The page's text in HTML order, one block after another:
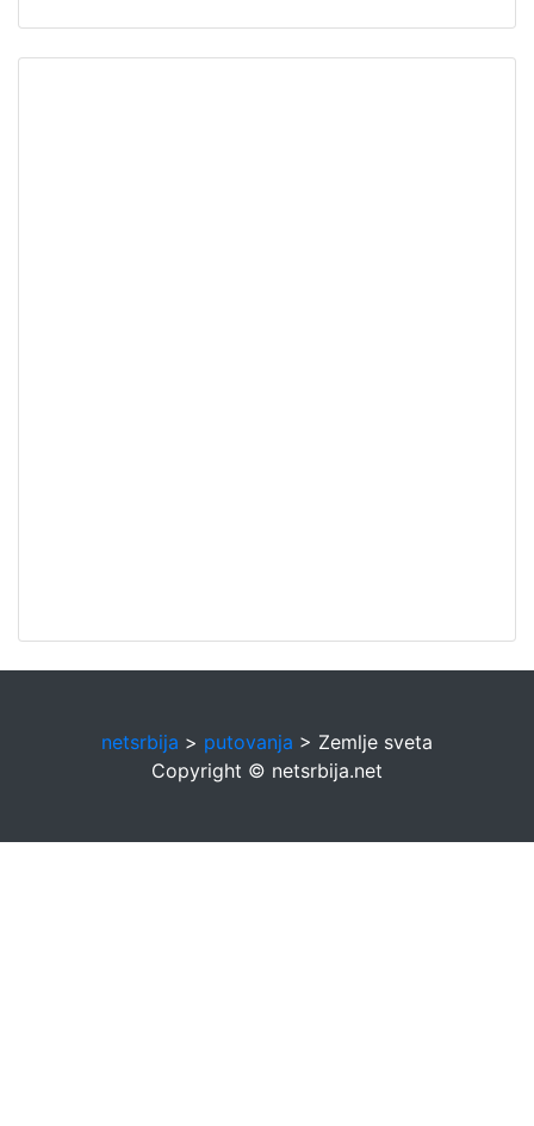
netsrbija > putovanja > Zemlje sveta
Copyright © netsrbija.net